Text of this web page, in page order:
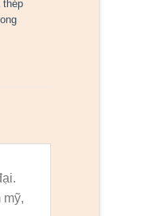
thép
mỹ,